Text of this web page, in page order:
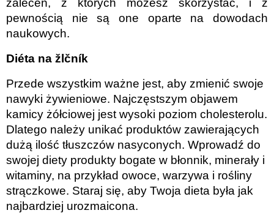
zaleceń, z których możesz skorzystać, i z
pewnością nie są one oparte na dowodach
naukowych.
Diéta na žlčník
Przede wszystkim ważne jest, aby zmienić swoje
nawyki żywieniowe. Najczęstszym objawem
kamicy żółciowej jest wysoki poziom cholesterolu.
Dlatego należy unikać produktów zawierających
dużą ilość tłuszczów nasyconych. Wprowadź do
swojej diety produkty bogate w błonnik, minerały i
witaminy, na przykład owoce, warzywa i rośliny
strączkowe. Staraj się, aby Twoja dieta była jak
najbardziej urozmaicona.